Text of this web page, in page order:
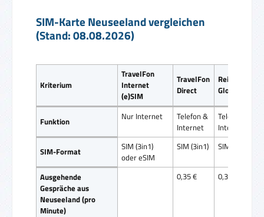
SIM-Karte Neuseeland vergleichen
(Stand: 08.08.2026)
Kriterium
TravelFon
Internet
(e)SIM
TravelFon
Direct
ReiseSIM
Global SIM
Funktion Nur Internet
Telefon &
Internet
Telefon &
Internet
SIM-Format
SIM (3in1)
oder eSIM
SIM (3in1) SIM (3in1)
Ausgehende
Gespräche aus
Neuseeland (pro
Minute)
0,35 € 0,39 €